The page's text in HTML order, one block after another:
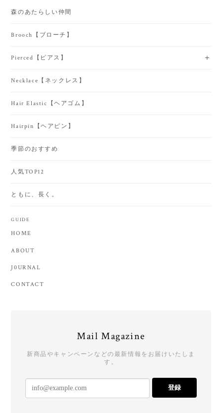
森のあたらしい仲間
Brooch【ブローチ】
Pierced【ピアス】
Necklace【ネックレス】
Hair Elastic【ヘアゴム】
Hairpin【ヘアピン】
季節のおすすめ
人気TOP12
ともに、長く。
GUIDE
HOME
ABOUT
J0URNAL
CONTACT
Mail Magazine
新商品やキャンペーンなどの最新情報をお届けいたしま
す。
登録